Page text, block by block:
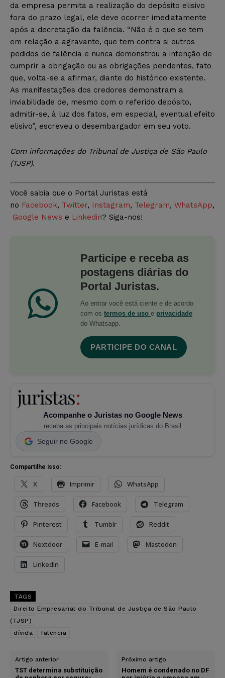
da empresa permita a realização do depósito elisivo
fora do prazo legal, ele deve ocorrer imediatamente
após a decretação da falência. “Não é o que se tem
em relação a agravante, que tem contra si outros
pedidos de falência e nunca demonstrou a intenção de
cumprir a obrigação ou as obrigações pendentes, fato
que, volta-se a afirmar, diante do histórico existente.
As manifestações dos credores demonstram a
inviabilidade de, mesmo com o referido depósito,
admitir-se, à luz dos fatos, em especial, eventual efeito
elisivo”, escreveu o desembargador em seu voto.
Com informações do Tribunal de Justiça de São Paulo
(TJSP).
Você sabia que o Portal Juristas está
no Facebook, Twitter, Instagram, Telegram, WhatsApp,
Google News e Linkedin? Siga-nos!
Participe e receba as
postagens diárias do
Portal Juristas.
Ao entrar você está ciente e de acordo
com os termos de uso e privacidade
do Whatsapp.
PARTICIPE DO CANAL
Acompanhe o Juristas no Google News
receba as principais notícias jurídicas do Brasil
Seguir no Google
Compartilhe isso:
X Imprimir WhatsApp
Threads Facebook Telegram
Pinterest Tumblr Reddit
Nextdoor E-mail Mastodon
LinkedIn
TAGS
Direito Empresarial do Tribunal de Justiça de São Paulo
(TJSP)
dívida
falência
Artigo anterior
TST determina substituição
Próximo artigo
Homem é condenado no DF